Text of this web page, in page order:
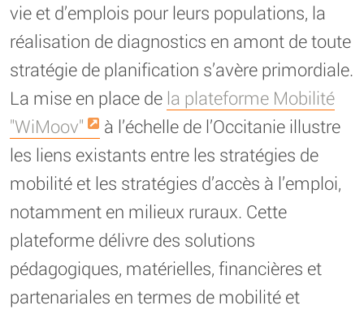
vie et d’emplois pour leurs populations, la
réalisation de diagnostics en amont de toute
stratégie de planification s’avère primordiale.
La mise en place de la plateforme Mobilité
"WiMoov"
à l’échelle de l’Occitanie illustre
les liens existants entre les stratégies de
mobilité et les stratégies d’accès à l’emploi,
notamment en milieux ruraux. Cette
plateforme délivre des solutions
pédagogiques, matérielles, financières et
partenariales en termes de mobilité et